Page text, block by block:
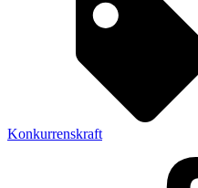
Konkurrenskraft